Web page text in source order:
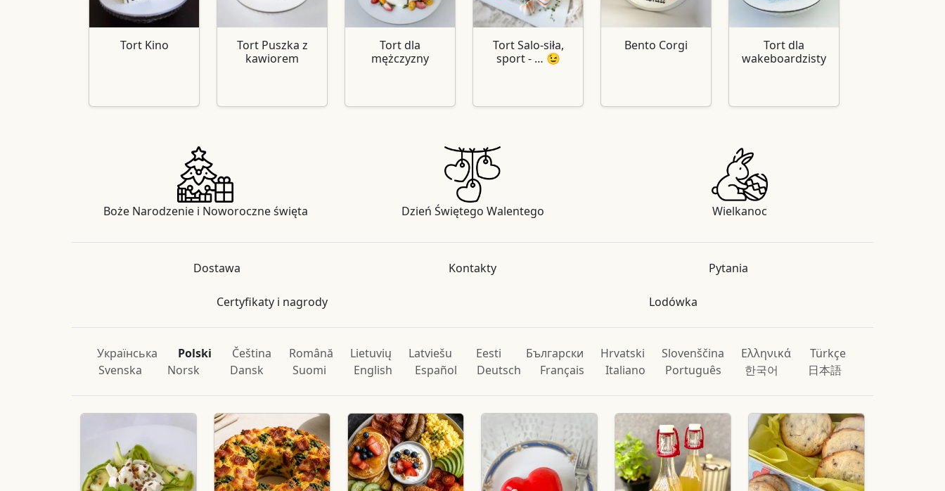
Tort Kino
Tort Puszka z
kawiorem
Tort dla
mężczyzny
Tort Salo-siła,
sport - … 😉
Bento Corgi
Tort dla
wakeboardzisty
Boże Narodzenie i Noworoczne święta Dzień Świętego Walentego Wielkanoc
Dostawa Kontakty Pytania
Certyfikaty i nagrody Lodówka
Українська Polski Čeština Română Lietuvių Latviešu Eesti Български Hrvatski Slovenščina Ελληνικά
Türkçe
Svenska
Norsk Dansk Suomi English Español Deutsch Français Italiano Português 한국어 日本語